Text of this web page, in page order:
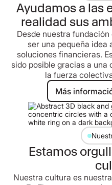
Ayudamos a las
realidad sus
Desde nuestra
ser una pequeña idea
soluciones financieras.
sido posible gracias a una
la fuerza
Más
Estamos
Nuestra cultura es